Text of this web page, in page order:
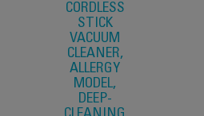
CORDLESS
STICK
VACUUM
CLEANER,
ALLERGY
MODEL,
DEEP-